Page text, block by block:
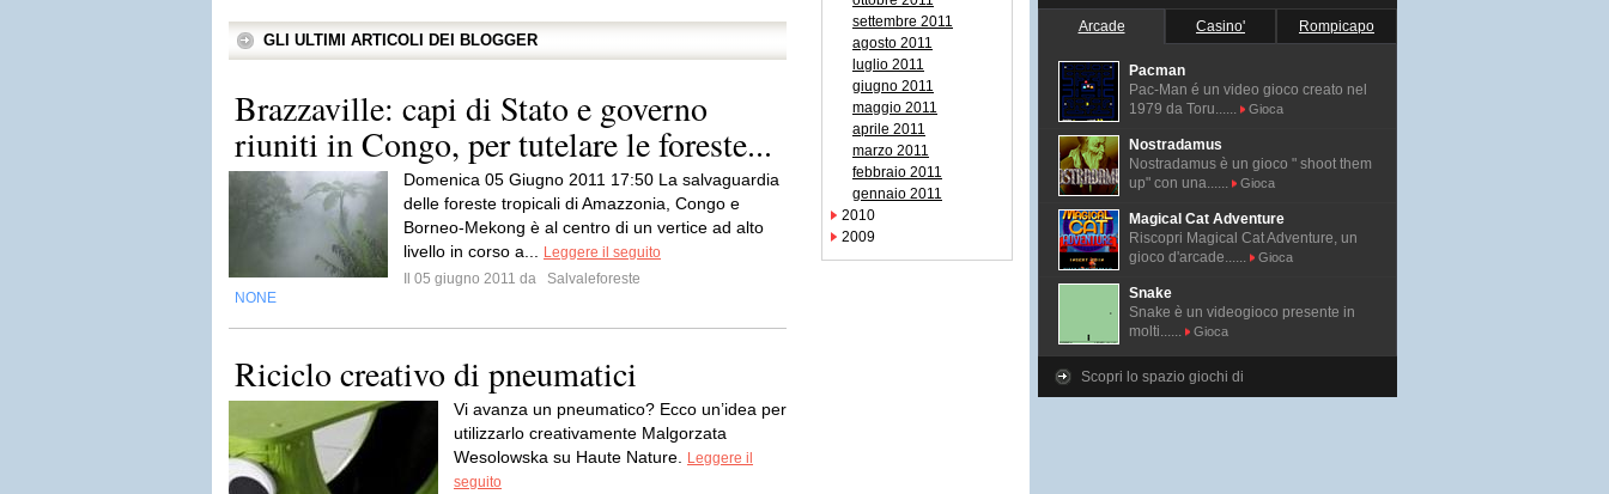
GLI ULTIMI ARTICOLI DEI BLOGGER
Brazzaville: capi di Stato e governo
riuniti in Congo, per tutelare le foreste...
Domenica 05 Giugno 2011 17:50 La salvaguardia
delle foreste tropicali di Amazzonia, Congo e
Borneo-Mekong è al centro di un vertice ad alto
livello in corso a...
Leggere il seguito
Il 05 giugno 2011 da
Salvaleforeste
NONE
Riciclo creativo di pneumatici
Vi avanza un pneumatico? Ecco un’idea per
utilizzarlo creativamente Malgorzata
Wesolowska su Haute Nature.
Leggere il
seguito
settembre 2011
agosto 2011
luglio 2011
giugno 2011
maggio 2011
aprile 2011
marzo 2011
febbraio 2011
gennaio 2011
2010
2009
Arcade Casino' Rompicapo
Pacman
Pac-Man é un video gioco creato nel
1979 da Toru......
Gioca
Nostradamus
Nostradamus è un gioco " shoot them
up" con una......
Gioca
Magical Cat Adventure
Riscopri Magical Cat Adventure, un
gioco d'arcade......
Gioca
Snake
Snake è un videogioco presente in
molti......
Gioca
Scopri lo spazio giochi di